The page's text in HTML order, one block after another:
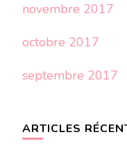
novembre 2017
octobre 2017
septembre 2017
ARTICLES